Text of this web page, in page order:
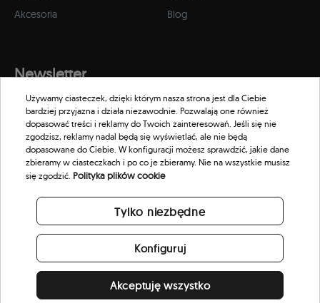
Akcesoria
Blog
Newsletter
Zapisz się do naszego newslettera, aby otrzymywać informacje o
promocjach i nowościach w naszym sklepie.
© 2026 Scorpion Eyewear. All rights reserved
Używamy ciasteczek, dzięki którym nasza strona jest dla Ciebie
bardziej przyjazna i działa niezawodnie. Pozwalają one również
dopasować treści i reklamy do Twoich zainteresowań. Jeśli się nie
zgodzisz, reklamy nadal będą się wyświetlać, ale nie będą
dopasowane do Ciebie. W konfiguracji możesz sprawdzić, jakie dane
zbieramy w ciasteczkach i po co je zbieramy. Nie na wszystkie musisz
się zgodzić. Polityka plików cookie
Tylko niezbędne
Konfiguruj
Akceptuję wszystko